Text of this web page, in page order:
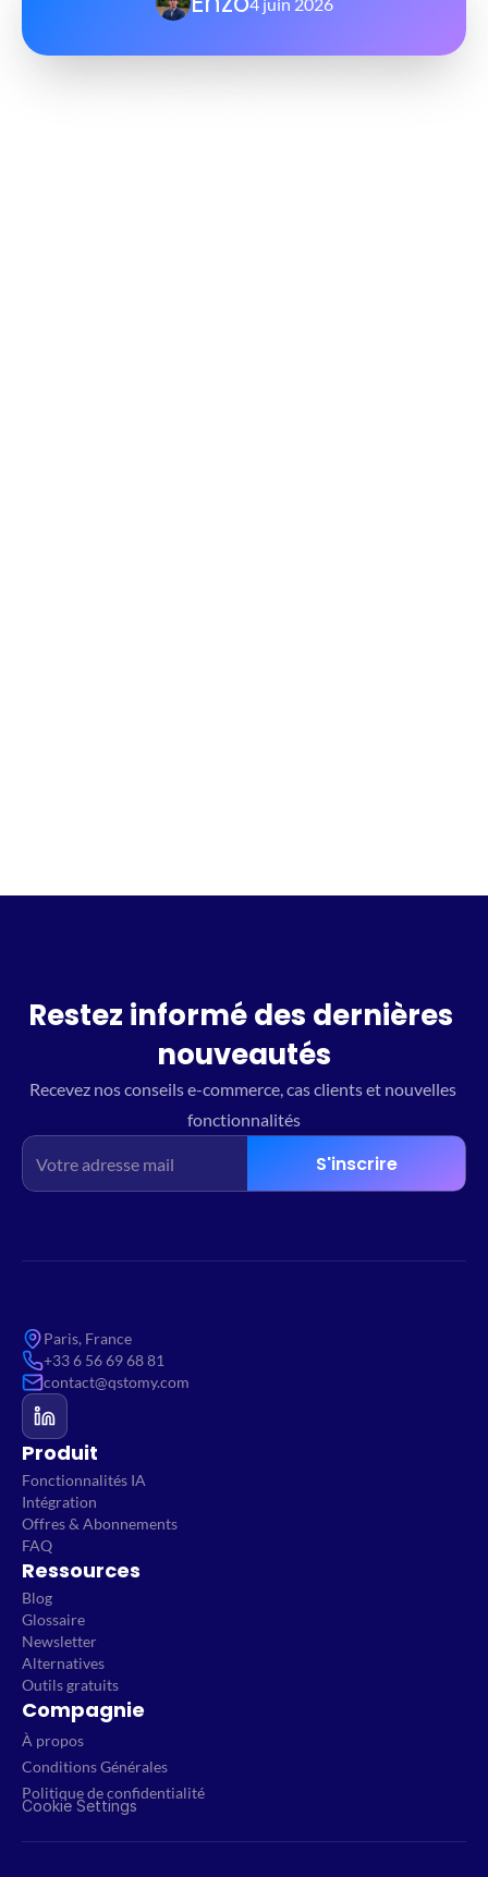
Restez informé des dernières
nouveautés
Recevez nos conseils e-commerce, cas clients et nouvelles
fonctionnalités
S'inscrire
Paris, France
+33 6 56 69 68 81
contact@qstomy.com
Produit
Fonctionnalités IA
Intégration
Offres & Abonnements
FAQ
Ressources
Blog
Glossaire
Newsletter
Alternatives
Outils gratuits
Compagnie
À propos
Conditions Générales
Politique de confidentialité
Cookie Settings